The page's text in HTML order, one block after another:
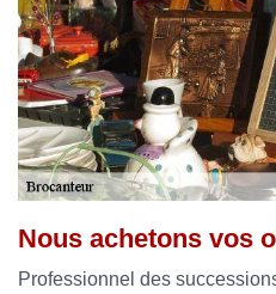
Nous achetons vos
Professionnel des